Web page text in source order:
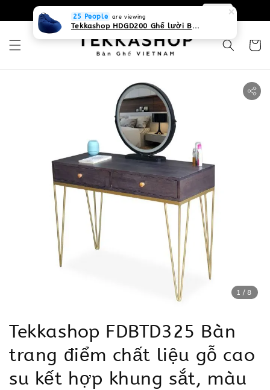
0931268840 Liên hệ với chúng tôi
1 /8
Tekkashop FDBTD325 Bàn
trang điểm chất liệu gỗ cao
su kết hợp khung sắt, màu
25 People are viewing
Tekkashop HDGD200 Ghế lười Beanbag form truyền thống, chất liệu Olefin canvas kháng nước, màu xanh biển, có thể sử dụng trong nhà và cả ngoài trời, có quai xách